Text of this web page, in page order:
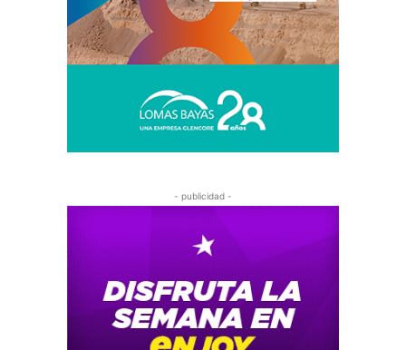
- publicidad -